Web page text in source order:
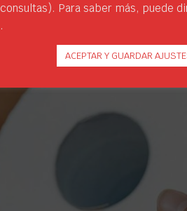
consultas). Para saber más, puede
.
ACEPTAR Y GUARDAR